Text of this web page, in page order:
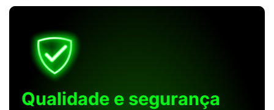
Qualidade e segurança